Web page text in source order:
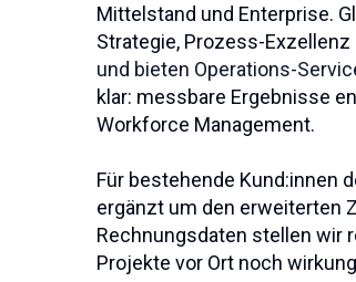
Mittelstand und Enterprise.
Strategie,
und bieten
klar: messbare Ergebnisse
Workforce Management.
Für bestehende Kund:innen
ergänzt um den erweiterten
Rechnungsdaten stellen wir
Projekte vor Ort noch